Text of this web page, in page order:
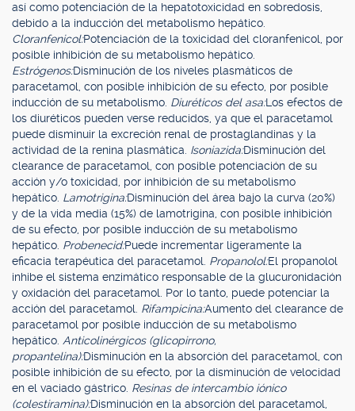
así como potenciación de la hepatotoxicidad en sobredosis,
debido a la inducción del metabolismo hepático.
Cloranfenicol:Potenciación de la toxicidad del cloranfenicol, por
posible inhibición de su metabolismo hepático.
Estrógenos:Disminución de los niveles plasmáticos de
paracetamol, con posible inhibición de su efecto, por posible
inducción de su metabolismo. Diuréticos del asa:Los efectos de
los diuréticos pueden verse reducidos, ya que el paracetamol
puede disminuir la excreción renal de prostaglandinas y la
actividad de la renina plasmática. Isoniazida:Disminución del
clearance de paracetamol, con posible potenciación de su
acción y/o toxicidad, por inhibición de su metabolismo
hepático. Lamotrigina:Disminución del área bajo la curva (20%)
y de la vida media (15%) de lamotrigina, con posible inhibición
de su efecto, por posible inducción de su metabolismo
hepático. Probenecid:Puede incrementar ligeramente la
eficacia terapéutica del paracetamol. Propanolol:El propanolol
inhibe el sistema enzimático responsable de la glucuronidación
y oxidación del paracetamol. Por lo tanto, puede potenciar la
acción del paracetamol. Rifampicina:Aumento del clearance de
paracetamol por posible inducción de su metabolismo
hepático. Anticolinérgicos (glicopirrono,
propantelina):Disminución en la absorción del paracetamol, con
posible inhibición de su efecto, por la disminución de velocidad
en el vaciado gástrico. Resinas de intercambio iónico
(colestiramina):Disminución en la absorción del paracetamol,